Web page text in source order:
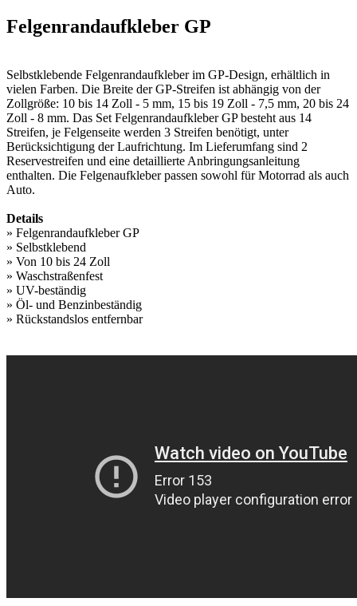
Felgenrandaufkleber GP
Selbstklebende Felgenrandaufkleber im GP-Design, erhältlich in
vielen Farben. Die Breite der GP-Streifen ist abhängig von der
Zollgröße: 10 bis 14 Zoll - 5 mm, 15 bis 19 Zoll - 7,5 mm, 20 bis 24
Zoll - 8 mm. Das Set Felgenrandaufkleber GP besteht aus 14
Streifen, je Felgenseite werden 3 Streifen benötigt, unter
Berücksichtigung der Laufrichtung. Im Lieferumfang sind 2
Reservestreifen und eine detaillierte Anbringungsanleitung
enthalten. Die Felgenaufkleber passen sowohl für Motorrad als auch
Auto.
Details
» Felgenrandaufkleber GP
» Selbstklebend
» Von 10 bis 24 Zoll
» Waschstraßenfest
» UV-beständig
» Öl- und Benzinbeständig
» Rückstandslos entfernbar